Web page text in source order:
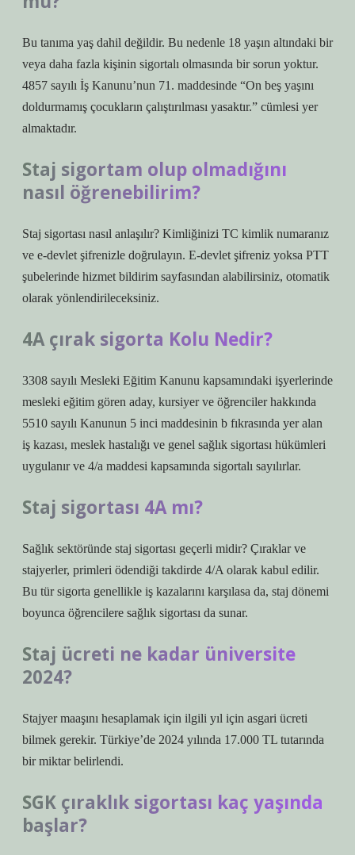
Bu tanıma yaş dahil değildir. Bu nedenle 18 yaşın altındaki bir
veya daha fazla kişinin sigortalı olmasında bir sorun yoktur.
4857 sayılı İş Kanunu’nun 71. maddesinde “On beş yaşını
doldurmamış çocukların çalıştırılması yasaktır.” cümlesi yer
almaktadır.
Staj sigortam olup olmadığını
nasıl öğrenebilirim?
Staj sigortası nasıl anlaşılır? Kimliğinizi TC kimlik numaranız
ve e-devlet şifrenizle doğrulayın. E-devlet şifreniz yoksa PTT
şubelerinde hizmet bildirim sayfasından alabilirsiniz, otomatik
olarak yönlendirileceksiniz.
4A çırak sigorta Kolu Nedir?
3308 sayılı Mesleki Eğitim Kanunu kapsamındaki işyerlerinde
mesleki eğitim gören aday, kursiyer ve öğrenciler hakkında
5510 sayılı Kanunun 5 inci maddesinin b fıkrasında yer alan
iş kazası, meslek hastalığı ve genel sağlık sigortası hükümleri
uygulanır ve 4/a maddesi kapsamında sigortalı sayılırlar.
Staj sigortası 4A mı?
Sağlık sektöründe staj sigortası geçerli midir? Çıraklar ve
stajyerler, primleri ödendiği takdirde 4/A olarak kabul edilir.
Bu tür sigorta genellikle iş kazalarını karşılasa da, staj dönemi
boyunca öğrencilere sağlık sigortası da sunar.
Staj ücreti ne kadar üniversite
2024?
Stajyer maaşını hesaplamak için ilgili yıl için asgari ücreti
bilmek gerekir. Türkiye’de 2024 yılında 17.000 TL tutarında
bir miktar belirlendi.
SGK çıraklık sigortası kaç yaşında
başlar?